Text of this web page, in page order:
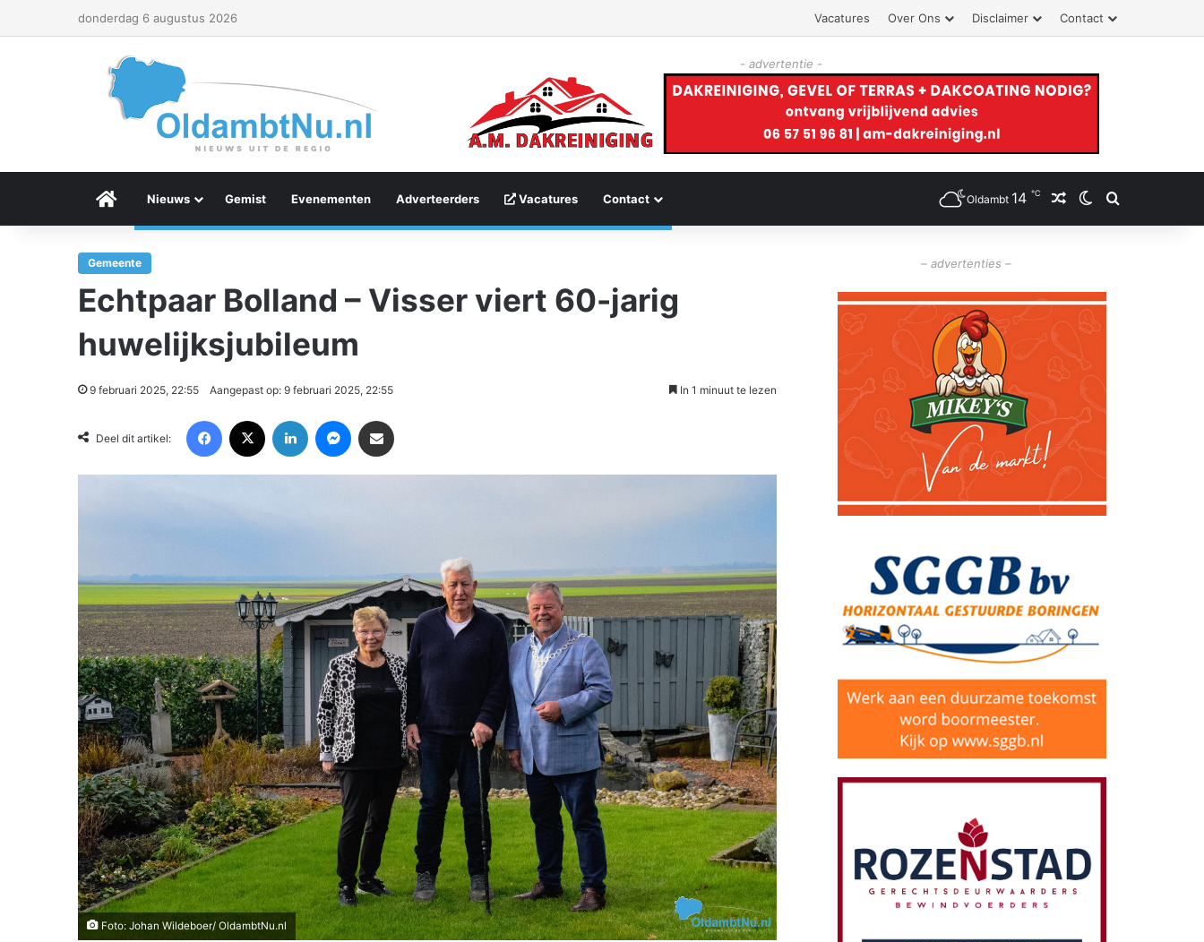
donderdag 6 augustus 2026 Vacatures Over Ons Disclaimer Contact
- advertentie -
Menu Item
Nieuws Gemist Evenementen Adverteerders Vacatures Contact Oldambt 14 ℃ Willekeurig artikel
Switch skin
Zoeken
Gemeente
Echtpaar Bolland – Visser viert 60-jarig
huwelijksjubileum
9 februari 2025, 22:55 Aangepast op: 9 februari 2025, 22:55 In 1 minuut te lezen
Deel dit artikel:
Foto: Johan Wildeboer/ OldambtNu.nl
– advertenties –